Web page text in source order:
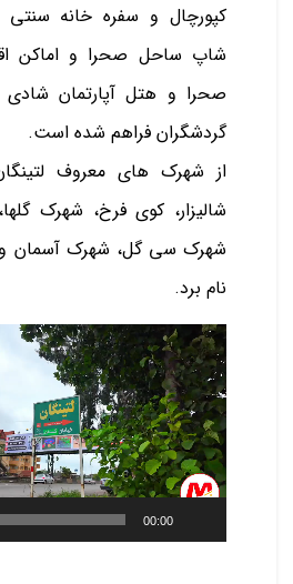
کپورچال و سفره‌ خانه
شاپ ساحل صحرا و اماکن
صحرا و هتل آپارتمان شادی
گردشگران فراهم شده است.
از شهرک های معروف
شالیزار، کوی فرخ، شهرک
شهرک سی گل، شهرک آسمان
نام برد.
نمایشگر
ویدیو
00:00